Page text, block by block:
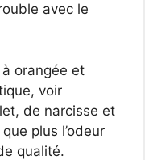
avec le
orangée et
voir
de narcisse et
plus l’odeur
qualité.